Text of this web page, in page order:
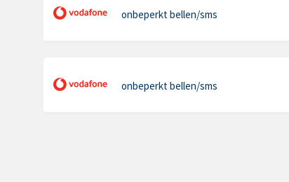
onbeperkt bellen/sms
onbeperkt bellen/sms